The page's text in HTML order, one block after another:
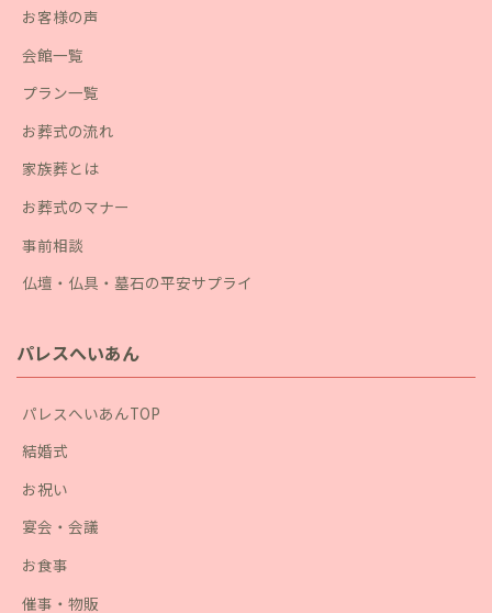
お客様の声
会館一覧
プラン一覧
お葬式の流れ
家族葬とは
お葬式のマナー
事前相談
仏壇・仏具・墓石の平安サプライ
パレスへいあん
パレスへいあんTOP
結婚式
お祝い
宴会・会議
お食事
催事・物販